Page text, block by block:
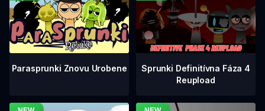
Parasprunki Znovu Urobene
Sprunki Definitívna Fáza 4
Reupload